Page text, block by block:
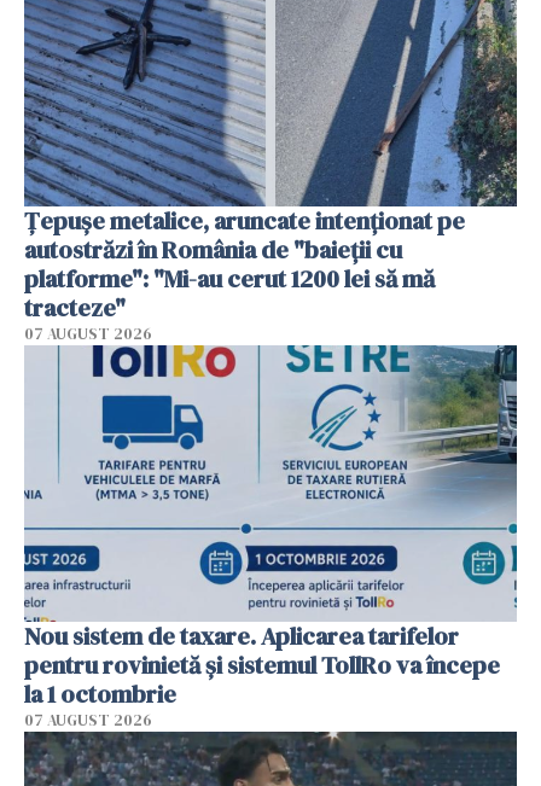
Țepușe metalice, aruncate intenționat pe
autostrăzi în România de "baieții cu
platforme": "Mi-au cerut 1200 lei să mă
tracteze"
07 AUGUST 2026
Nou sistem de taxare. Aplicarea tarifelor
pentru rovinietă şi sistemul TollRo va începe
la 1 octombrie
07 AUGUST 2026